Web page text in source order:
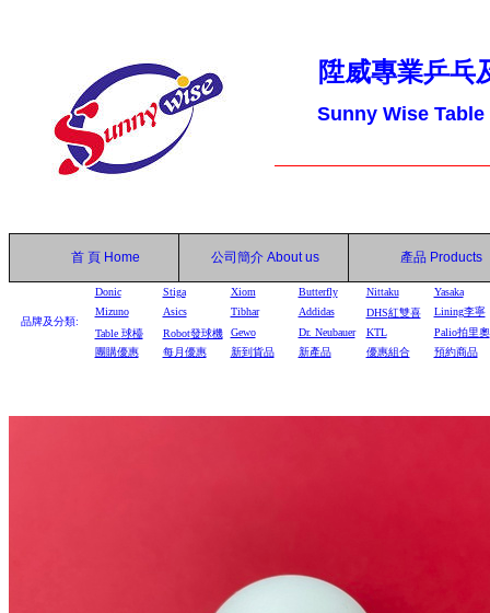
陞威專業乒乓
Sunny Wise
首 頁 Home 公司簡介 About us 產品 Products
品牌及分類:
Donic Stiga Xiom Butterfly Nittaku
Yasaka
Mizuno
Asics Tibhar Addidas DHS紅雙喜
Lining李寧
Table 球檯 Robot發球機 Gewo Dr. Neubauer KTL
Palio拍里奧
團購優惠
每月優惠 新到貨品 新產品 優惠組合 預約商品